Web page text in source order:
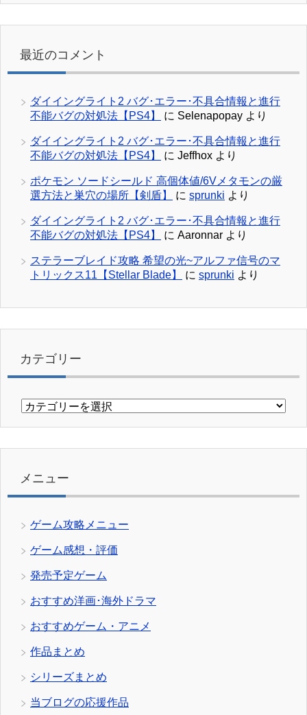
最近のコメント
ダイイングライト2 バグ･エラー･不具合情報と進行
不能バグの対処法【PS4】
に Selenapopay より
ダイイングライト2 バグ･エラー･不具合情報と進行
不能バグの対処法【PS4】
に Jeffhox より
ポケモン ソードシールド 高個体値/6Vメタモンの厳
選方法と巣穴の場所【剣盾】
に sprunki より
ダイイングライト2 バグ･エラー･不具合情報と進行
不能バグの対処法【PS4】
に Aaronnar より
ステラーブレイド攻略 希望の光~アルファ信号のマ
トリックス11【Stellar Blade】
に sprunki より
カテゴリー
カ
リ
メニュー
ゲーム攻略メニュー
ゲーム感想・評価
発売予定ゲーム
おすすめ洋画･海外ドラマ
おすすめゲーム・アニメ
作品まとめ
シリーズまとめ
当ブログの応援作品